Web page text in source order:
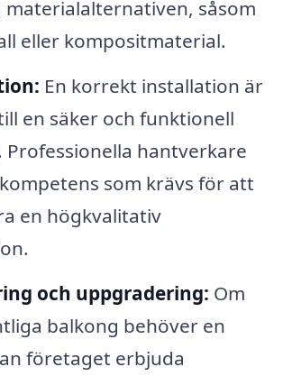
materialalternativen, såsom
eller kompositmaterial.
En korrekt installation är
en säker och funktionell
Professionella hantverkare
som krävs för att
en högkvalitativ
och uppgradering: Om
balkong behöver en
företaget erbjuda